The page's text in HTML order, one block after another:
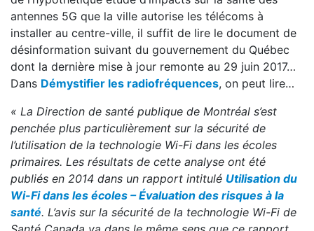
antennes 5G que la ville autorise les télécoms à
installer au centre-ville, il suffit de lire le document de
désinformation suivant du gouvernement du Québec
dont la dernière mise à jour remonte au 29 juin 2017…
Dans Démystifier les radiofréquences, on peut lire…
« La Direction de santé publique de Montréal s’est
penchée plus particulièrement sur la sécurité de
l’utilisation de la technologie Wi-Fi dans les écoles
primaires. Les résultats de cette analyse ont été
publiés en 2014 dans un rapport intitulé Utilisation du
Wi-Fi dans les écoles – Évaluation des risques à la
santé. L’avis sur la sécurité de la technologie Wi-Fi de